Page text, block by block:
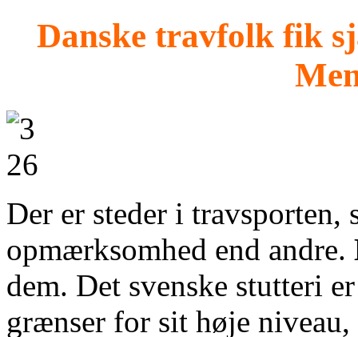
Danske travfolk fik
Der er steder i travsporten,
opmærksomhed end andre.
dem. Det svenske stutteri
grænser for sit høje